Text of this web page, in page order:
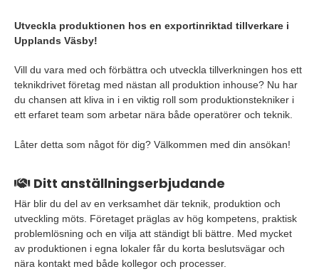
Utveckla produktionen hos en exportinriktad tillverkare i
Upplands Väsby!
Vill du vara med och förbättra och utveckla tillverkningen hos ett
teknikdrivet företag med nästan all produktion inhouse? Nu har
du chansen att kliva in i en viktig roll som produktionstekniker i
ett erfaret team som arbetar nära både operatörer och teknik.
Låter detta som något för dig? Välkommen med din ansökan!
Ditt anställningserbjudande
Här blir du del av en verksamhet där teknik, produktion och
utveckling möts. Företaget präglas av hög kompetens, praktisk
problemlösning och en vilja att ständigt bli bättre. Med mycket
av produktionen i egna lokaler får du korta beslutsvägar och
nära kontakt med både kollegor och processer.